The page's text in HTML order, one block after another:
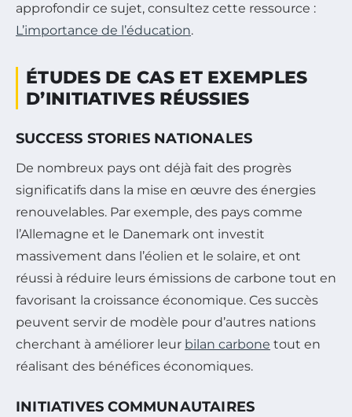
approfondir ce sujet, consultez cette ressource :
L’importance de l’éducation.
ÉTUDES DE CAS ET EXEMPLES
D’INITIATIVES RÉUSSIES
SUCCESS STORIES NATIONALES
De nombreux pays ont déjà fait des progrès
significatifs dans la mise en œuvre des énergies
renouvelables. Par exemple, des pays comme
l’Allemagne et le Danemark ont investit
massivement dans l’éolien et le solaire, et ont
réussi à réduire leurs émissions de carbone tout en
favorisant la croissance économique. Ces succès
peuvent servir de modèle pour d’autres nations
cherchant à améliorer leur bilan carbone tout en
réalisant des bénéfices économiques.
INITIATIVES COMMUNAUTAIRES